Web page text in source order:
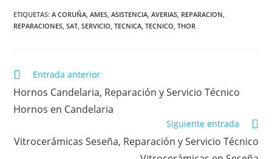
ETIQUETAS:A CORUÑA AMES ASISTENCIA AVERIAS REPARACION
REPARACIONES SAT SERVICIO TECNICA TECNICO THOR
Leer
artículos
Entrada anterior
Hornos Candelaria, Reparación y Servicio Técnico
Hornos en Candelaria
Siguiente entrada
Vitrocerámicas Seseña, Reparación y Servicio Técnico